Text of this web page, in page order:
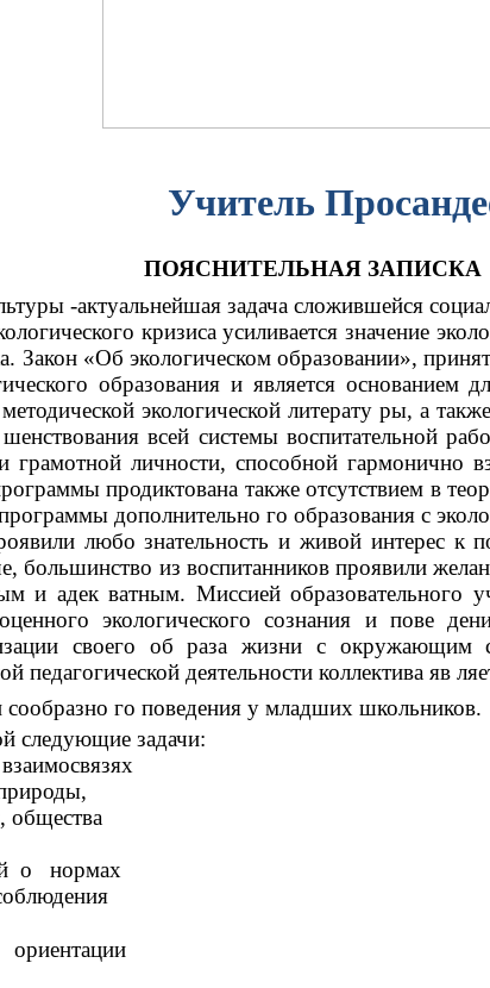
Учитель
ПОЯСНИТЕЛЬНАЯ ЗАПИСКА
-актуальнейшая задача сложившейся
кризиса усиливается значение
Закон «Об экологическом образовании»,
образования и является основанием
экологической литерату ры, а
шенствования всей системы воспитательной
грамотной личности, способной
продиктована также отсутствием в
дополнительно го образования с
любо знательность и живой интерес
большинство из воспитанников проявили
и адек ватным. Миссией образовательного
экологического сознания и пове
своего об раза жизни с
педагогической деятельности коллектива яв
сообразно го поведения у младших школьников.
следующие задачи:
общества
о нормах